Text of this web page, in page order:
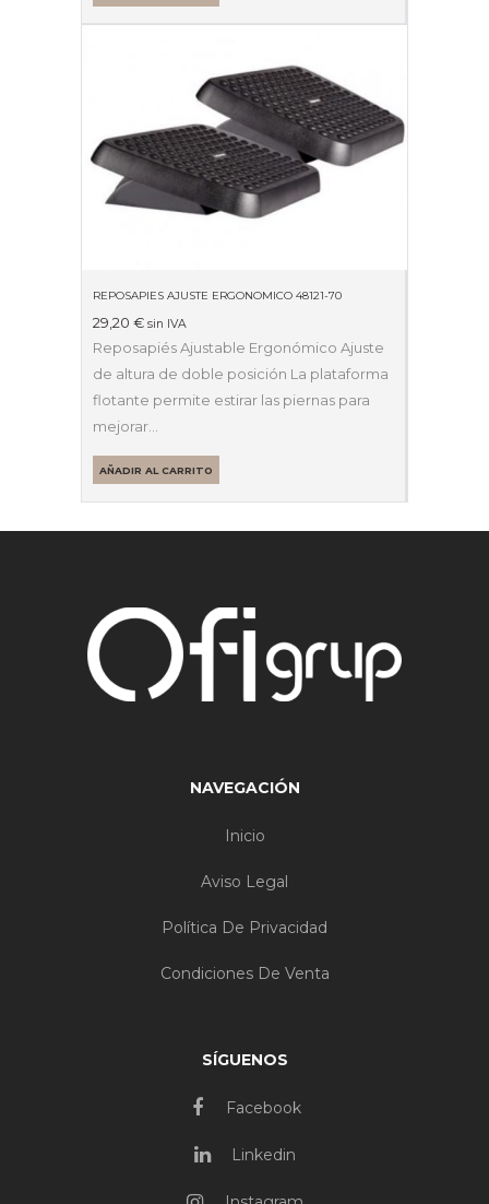
REPOSAPIES AJUSTE ERGONOMICO 48121-70
29,20 € sin IVA
Reposapiés Ajustable Ergonómico Ajuste
de altura de doble posición La plataforma
flotante permite estirar las piernas para
mejorar…
AÑADIR AL CARRITO
NAVEGACIÓN
Inicio
Aviso Legal
Política De Privacidad
Condiciones De Venta
SÍGUENOS
Facebook
Linkedin